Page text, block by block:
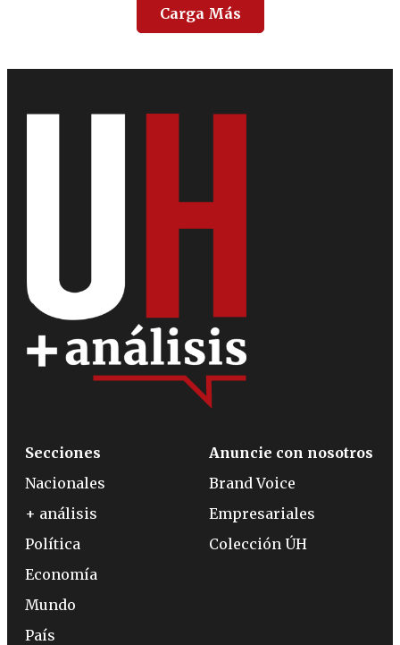
Carga Más
Secciones
Nacionales
+ análisis
Política
Economía
Mundo
País
Anuncie con nosotros
Brand Voice
Empresariales
Colección ÚH